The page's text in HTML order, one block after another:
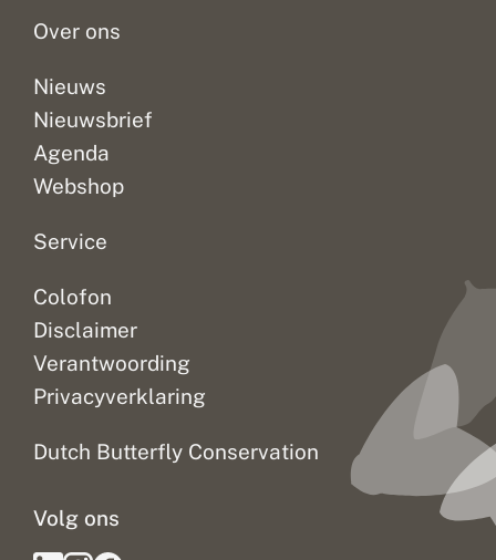
Over ons
Nieuws
Nieuwsbrief
Agenda
Webshop
Service
Colofon
Disclaimer
Verantwoording
Privacyverklaring
Dutch Butterfly Conservation
Volg ons